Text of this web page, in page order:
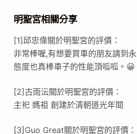
明聖宮相關分享
[1]邱忠偉關於明聖宮的評價：
非常棒喔,有想要買車的朋友請到
態度也真棒車子的性能頂呱呱。
[2]古雨沄關於明聖宮的評價：
主祀 媽祖 創建於清朝道光年間
[3]Guo Great關於明聖宮的評價：